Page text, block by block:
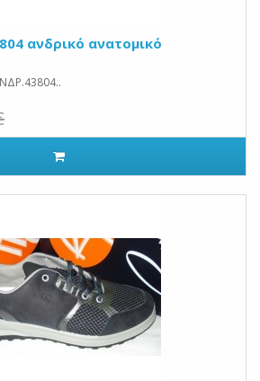
ανδρικό ανατομικό